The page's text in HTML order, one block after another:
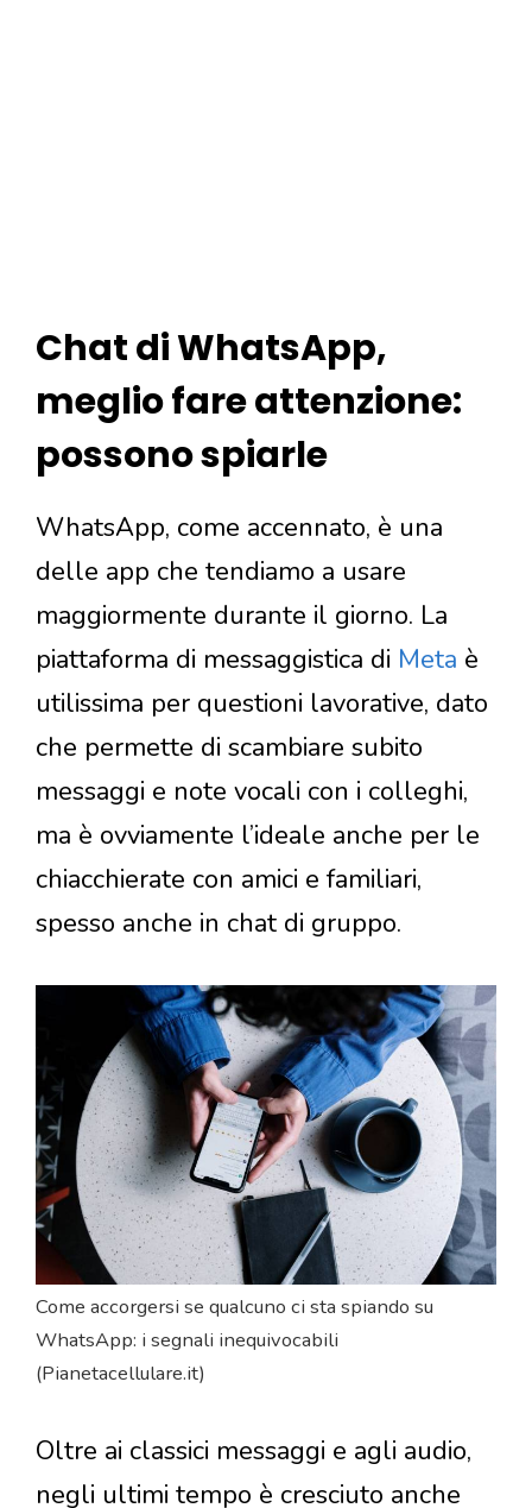
Chat di WhatsApp,
meglio fare attenzione:
possono spiarle
WhatsApp, come accennato, è una
delle app che tendiamo a usare
maggiormente durante il giorno. La
piattaforma di messaggistica di Meta è
utilissima per questioni lavorative, dato
che permette di scambiare subito
messaggi e note vocali con i colleghi,
ma è ovviamente l’ideale anche per le
chiacchierate con amici e familiari,
spesso anche in chat di gruppo.
Come accorgersi se qualcuno ci sta spiando su
WhatsApp: i segnali inequivocabili
(Pianetacellulare.it)
Oltre ai classici messaggi e agli audio,
negli ultimi tempo è cresciuto anche